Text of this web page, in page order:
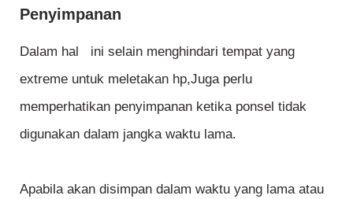
Penyimpanan
Dalam hal ini selain menghindari tempat yang
extreme untuk meletakan hp,Juga perlu
memperhatikan penyimpanan ketika ponsel tidak
digunakan dalam jangka waktu lama.
Apabila akan disimpan dalam waktu yang lama atau